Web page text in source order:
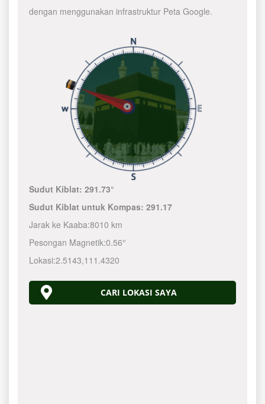
dengan menggunakan infrastruktur Peta Google.
Sudut Kiblat:291.73°
Sudut Kiblat untuk Kompas:291.17
Jarak ke Kaaba:8010 km
Pesongan Magnetik:0.56°
Lokasi:2.5143,111.4320
CARI LOKASI SAYA